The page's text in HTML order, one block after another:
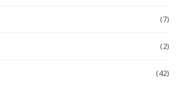
(7)
(2)
(42)